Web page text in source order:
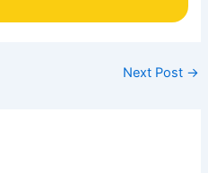
Next Post →